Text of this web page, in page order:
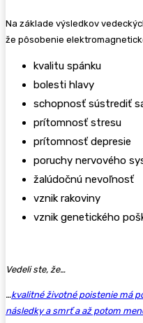
Na základe výsledkov
že pôsobenie
kvalitu spánku
bolesti hlavy
schopnosť sústrediť
prítomnosť stresu
prítomnosť depresie
poruchy nervového
žalúdočnú nevoľnosť
vznik rakoviny
vznik genetického
Vedeli ste, že…
…kvalitné životné poistenie má
následky a smrť a až potom